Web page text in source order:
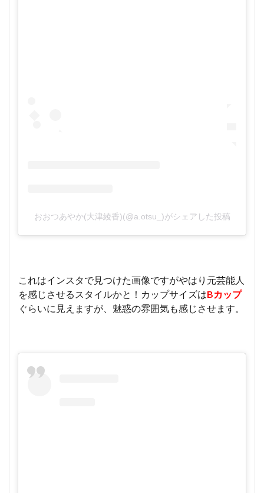
おおつあやか(大津綾香)(@a.otsu_)がシェアした投稿
これはインスタで見つけた画像ですがやはり元芸能人
を感じさせるスタイルかと！カップサイズはBカップ
ぐらいに見えますが、魅惑の雰囲気も感じさせます。